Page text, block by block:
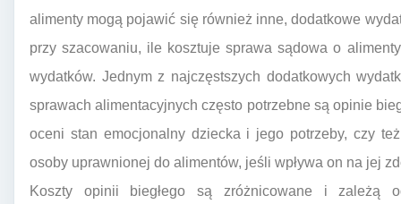
alimenty mogą pojawić się również inne, dodatkowe
przy szacowaniu, ile kosztuje sprawa sądowa o
wydatków. Jednym z najczęstszych dodatkowych
sprawach alimentacyjnych często potrzebne są opinie
oceni stan emocjonalny dziecka i jego potrzeby, czy
osoby uprawnionej do alimentów, jeśli wpływa on na jej
Koszty opinii biegłego są zróżnicowane i zależą